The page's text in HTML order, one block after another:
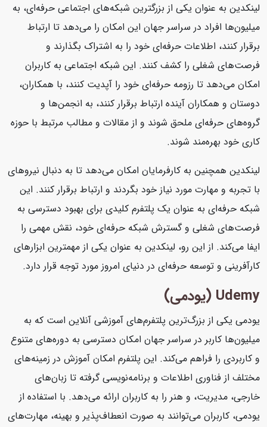
لینکدین به عنوان یکی از بزرگترین شبکه‌های اجتماعی حرفه‌ای، به
میلیون‌ها افراد در سراسر جهان این امکان را می‌دهد تا ارتباط
برقرار کنند، اطلاعات حرفه‌ای خود را به اشتراک بگذارند و
فرصت‌های شغلی را کشف کنند. این شبکه اجتماعی به کاربران
امکان می‌دهد تا رزومه حرفه‌ای خود را آپدیت کنند، با همکاران،
دوستان و همکاران آینده ارتباط برقرار کنند، به انجمن‌ها و
گروه‌های حرفه‌ای ملحق شوند و از مقالات و مطالب مرتبط با حوزه
کاری خود بهره‌مند شوند.
لینکدین همچنین به کارفرمایان امکان می‌دهد تا به دنبال نیروهای
با تجربه و مهارت مورد نیاز خود بگردند و ارتباط برقرار کنند. این
شبکه حرفه‌ای به عنوان یک پلتفرم کلیدی برای بهبود دسترسی به
فرصت‌های شغلی و گسترش شبکه حرفه‌ای خود، نقش مهمی را
ایفا می‌کند. از این رو، لینکدین به عنوان یکی از مهمترین ابزارهای
کارآفرینی و توسعه حرفه‌ای در دنیای امروز مورد توجه قرار دارد.
Udemy (یودمی)
یودمی یکی از بزرگ‌ترین پلتفرم‌های آموزشی آنلاین است که به
میلیون‌ها کاربر در سراسر جهان امکان دسترسی به دوره‌های متنوع
و کاربردی را فراهم می‌کند. این پلتفرم امکان آموزش در زمینه‌های
مختلف از فناوری اطلاعات و برنامه‌نویسی گرفته تا زبان‌های
خارجی، مدیریت، و هنر را به کاربران ارائه می‌دهد. با استفاده از
یودمی، کاربران می‌توانند به صورت انعطاف‌پذیر و بهینه، مهارت‌های